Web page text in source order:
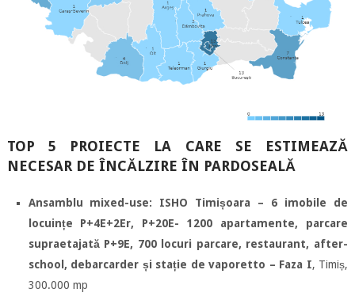
TOP 5 PROIECTE LA CARE SE ESTIMEAZĂ
NECESAR DE ÎNCĂLZIRE ÎN PARDOSEALĂ
Ansamblu mixed-use: ISHO Timișoara – 6 imobile de
locuințe P+4E+2Er, P+20E- 1200 apartamente, parcare
supraetajată P+9E, 700 locuri parcare, restaurant, after-
school, debarcarder și stație de vaporetto – Faza I, Timiș,
300.000 mp